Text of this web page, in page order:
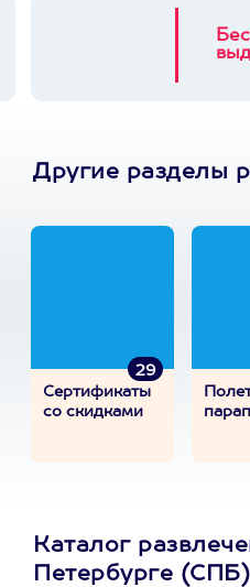
Другие разделы
29
Сертификаты
со скидками
Каталог
Петербурге (СПБ)